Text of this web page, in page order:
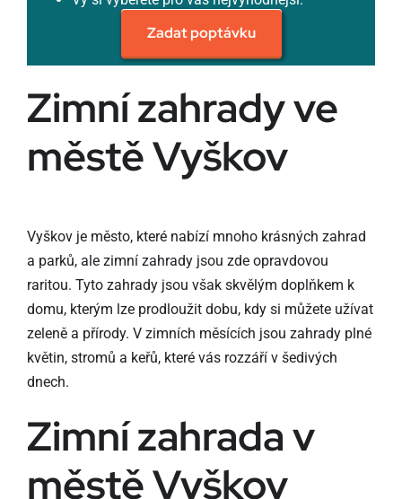
Zadat poptávku
Zimní zahrady ve
městě Vyškov
Vyškov je město, které nabízí mnoho krásných zahrad
a parků, ale zimní zahrady jsou zde opravdovou
raritou. Tyto zahrady jsou však skvělým doplňkem k
domu, kterým lze prodloužit dobu, kdy si můžete užívat
zeleně a přírody. V zimních měsících jsou zahrady plné
květin, stromů a keřů, které vás rozzáří v šedivých
dnech.
Zimní zahrada v
městě Vyškov